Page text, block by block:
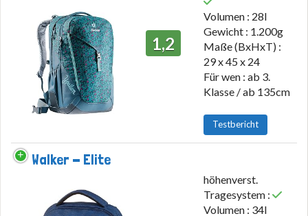
1,2
Volumen : 28l
Gewicht : 1.200g
Maße (BxHxT) :
29 x 45 x 24
Für wen : ab 3.
Klasse / ab 135cm
Testbericht
Walker - Elite
höhenverst.
Tragesystem :
Volumen : 34l